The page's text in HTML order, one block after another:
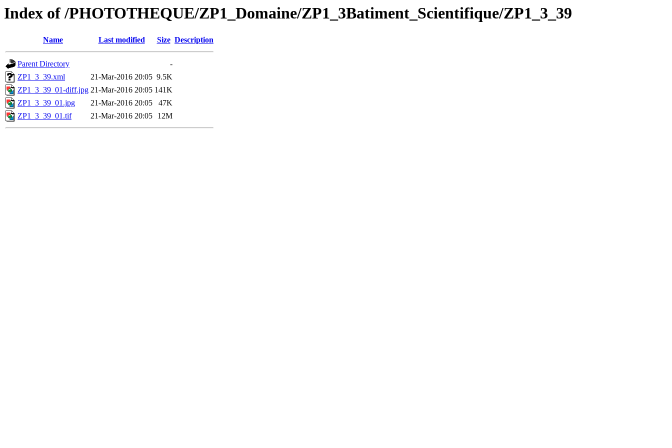
Index of /PHOTOTHEQUE/ZP1_Domaine/ZP1_3Batiment_Scientifique/ZP1_3_39
Name Last modified Size Description
Parent Directory
-
ZP1_3_39.xml
21-Mar-2016 20:05 9.5K
ZP1_3_39_01-diff.jpg 21-Mar-2016 20:05 141K
ZP1_3_39_01.jpg
21-Mar-2016 20:05
47K
ZP1_3_39_01.tif
21-Mar-2016 20:05 12M